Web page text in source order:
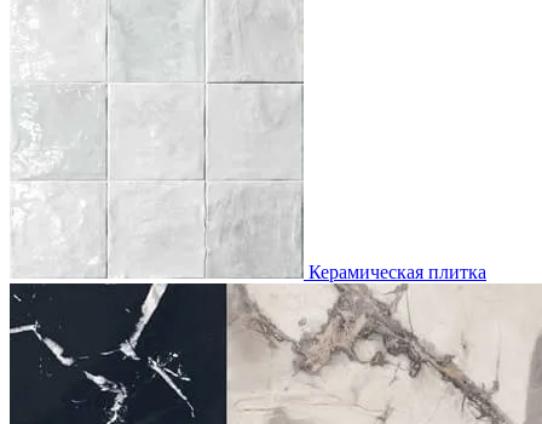
Керамическая плитка